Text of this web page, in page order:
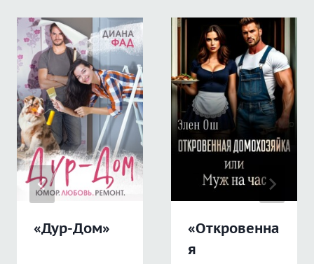
«Дур-Дом»
«Откровенна
я